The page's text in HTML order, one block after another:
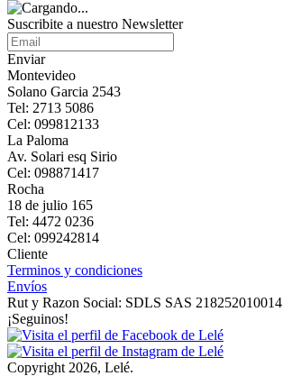
Suscribite a nuestro Newsletter
Enviar
Montevideo
Solano Garcia 2543
Tel: 2713 5086
Cel: 099812133
La Paloma
Av. Solari esq Sirio
Cel: 098871417
Rocha
18 de julio 165
Tel: 4472 0236
Cel: 099242814
Cliente
Terminos y condiciones
Envíos
Rut y Razon Social: SDLS SAS 218252010014
¡Seguinos!
Copyright 2026, Lelé.